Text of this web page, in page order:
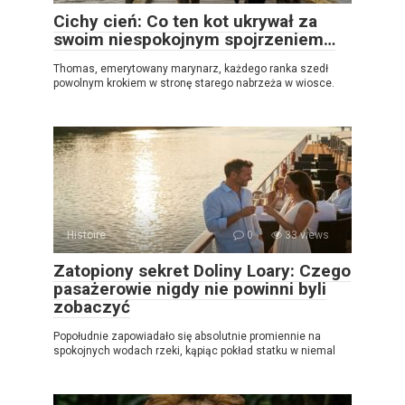
Cichy cień: Co ten kot ukrywał za
swoim niespokojnym spojrzeniem…
Thomas, emerytowany marynarz, każdego ranka szedł
powolnym krokiem w stronę starego nabrzeża w wiosce.
Histoire 0 33 views
Zatopiony sekret Doliny Loary: Czego
pasażerowie nigdy nie powinni byli
zobaczyć
Popołudnie zapowiadało się absolutnie promiennie na
spokojnych wodach rzeki, kąpiąc pokład statku w niemal